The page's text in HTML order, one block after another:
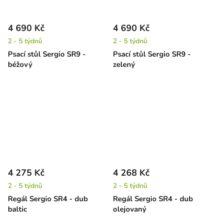
Psací stůl Sergio SR9 -
béžový
4 690 Kč
2 - 5 týdnů
Psací stůl Sergio SR9 -
zelený
4 690 Kč
2 - 5 týdnů
Regál Sergio SR4 - dub
baltic
4 275 Kč
2 - 5 týdnů
Regál Sergio SR4 - dub
olejovaný
4 268 Kč
2 - 5 týdnů